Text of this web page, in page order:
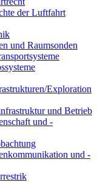
der Luftfahrt
und Raumsonden
Exploration
und Betrieb
und -
und -